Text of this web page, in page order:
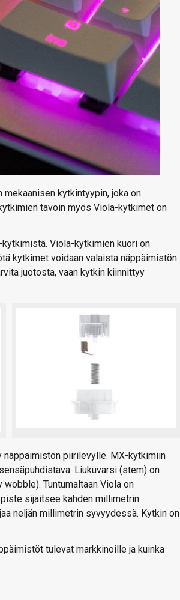
kytkintyypin, joka on
tavoin myös Viola-kytkimet on
Viola-kytkimien kuori on
kytkimet voidaan valaista näppäimistön
juotosta, vaan kytkin kiinnittyy
piirilevylle. MX-kytkimiin
Liukuvarsi (stem) on
Tuntumaltaan Viola on
sijaitsee kahden millimetrin
neljän millimetrin syvyydessä. Kytkin on
tulevat markkinoille ja kuinka